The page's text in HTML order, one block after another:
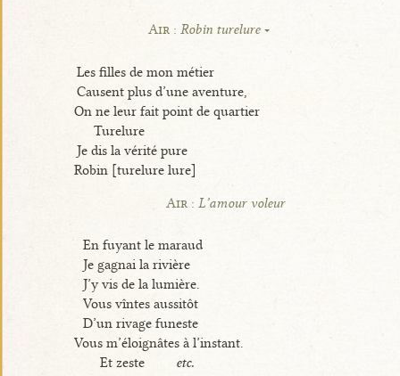
Air : Robin turelure
Les filles de mon métier
Causent plus d’une aventure,
On ne leur fait point de quartier
Turelure
Je dis la vérité pure
Robin [turelure lure]
Air :L’amour voleur
En fuyant le maraud
Je gagnai la rivière
J’y vis de la lumière.
Vous vîntes aussitôt
D’un rivage funeste
Vous m’éloignâtes à l’instant.
Et zeste
etc.